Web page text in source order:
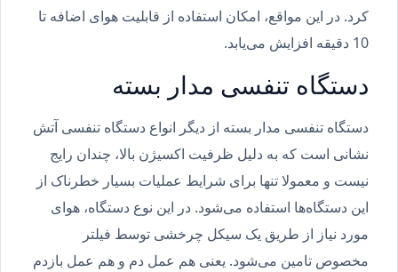
کرد. در این مواقع، امکان استفاده از قابلیت هوای اضافه تا
10 دقیقه افزایش می‌یابد.
دستگاه تنفسی مدار بسته
دستگاه تنفسی مدار بسته از دیگر انواع دستگاه تنفسی آتش
نشانی است که به دلیل ظرفیت اکسیژن بالا، چندان رایج
نیست و معمولا تنها برای شرایط عملیات بسیار خطرناک از
این دستگاه‌ها استفاده می‌شود. در این نوع دستگاه، هوای
مورد نیاز از طریق یک سیکل چرخشی توسط فیلتر
مخصوص تامین می‌شود. یعنی هم عمل دم و هم عمل بازدم